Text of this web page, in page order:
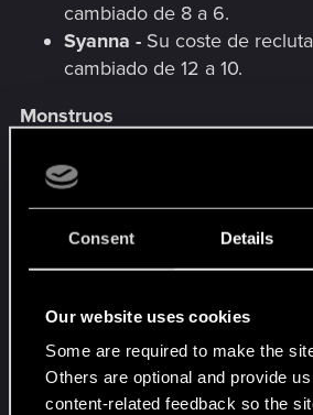
Consent Details
Our website uses cookies
Some are required to make the
Others are optional and provide
content-related feedback so the
cambiado de 8 a 6.
Syanna - Su coste de
cambiado de 12 a 10.
Monstruos
Lord Contracorriente -
Su
cambiado de 0 a 2. La
Evolución espontánea -
potenciación ha cambiado
cambiado de 8 a 9.
Ogroide -Ahora genera un
de la unidad potenciada en